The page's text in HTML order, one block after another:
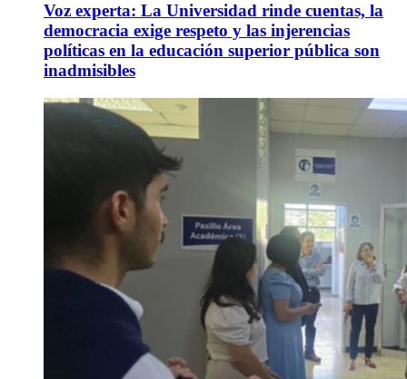
Voz experta: La Universidad rinde cuentas, la
democracia exige respeto y las injerencias
políticas en la educación superior pública son
inadmisibles